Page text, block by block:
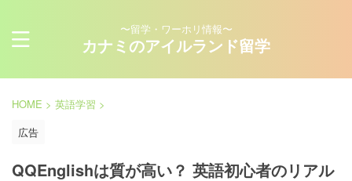
〜留学・ワーホリ情報〜
カナミのアイルランド留学
HOME > 英語学習 >
広告
QQEnglishは質が高い？ 英語初心者のリアル